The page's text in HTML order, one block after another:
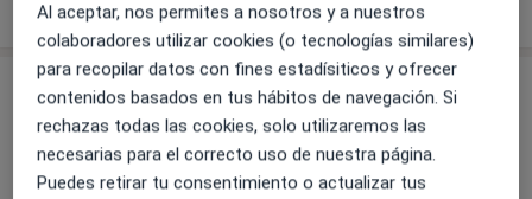
sobre la experiencia
Servicios y precios
Visita Fisioterapia
Detalles
Al aceptar, nos permites a nosotros y a nuestros
colaboradores utilizar cookies (o tecnologías similares)
para recopilar datos con fines estadísiticos y ofrecer
contenidos basados en tus hábitos de navegación. Si
rechazas todas las cookies, solo utilizaremos las
necesarias para el correcto uso de nuestra página.
Puedes retirar tu consentimiento o actualizar tus